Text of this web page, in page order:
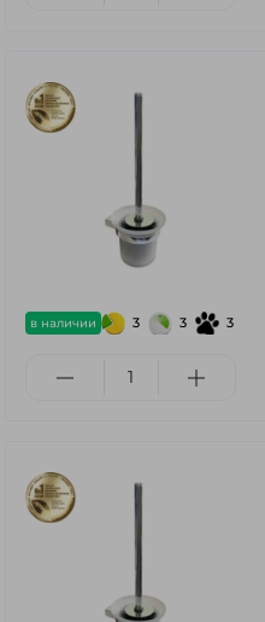
в наличии 3 3 3